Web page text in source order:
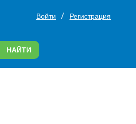
Войти / Регистрация
НАЙТИ